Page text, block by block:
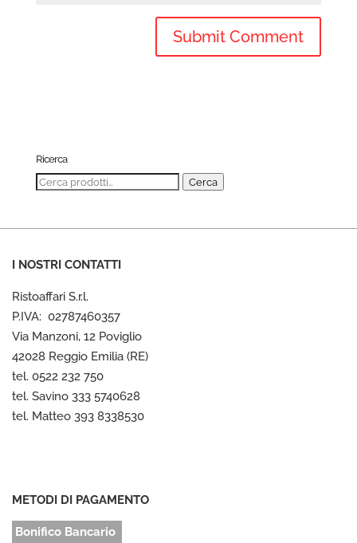
Ricerca
Cerca: Cerca
I NOSTRI CONTATTI
Ristoaffari S.r.l.
P.IVA: 02787460357
Via Manzoni, 12 Poviglio
42028 Reggio Emilia (RE)
tel. 0522 232 750
tel. Savino 333 5740628
tel. Matteo 393 8338530
METODI DI PAGAMENTO
Bonifico Bancario